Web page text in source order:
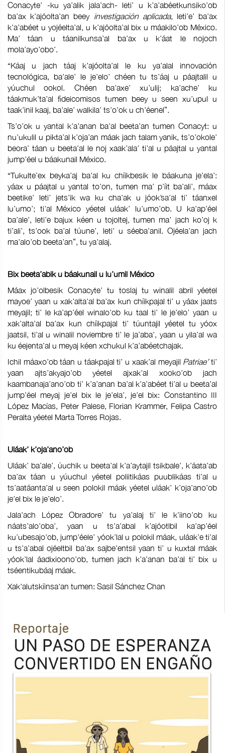
Conacyte’ -ku ya’alik jala’ach- leti’ u k’a’abéetkunsiko’ob
ba’ax k’ajóolta’an beey investigación aplicada, leti’e’ ba’ax
k’a’abéet u yojéelta’al, u k’ajóolta’al bix u máakilo’ob México.
Ma’ táan u táanilkunsa’al ba’ax u k’áat le nojoch
mola’ayo’obo’.
“Káaj u jach táaj k’ajóolta’al le ku ya’alal innovación
tecnológica, ba’ale’ le je’elo’ chéen tu ts’áaj u páajtalil u
yúuchul ookol. Chéen ba’axe’ xu’ulij; ka’ache’ ku
táakmuk’ta’al fideicomisos tumen beey u seen xu’upul u
taak’inil kaaj, ba’ale’ walkila’ ts’o’ok u ch’éenel”.
Ts’o’ok u yantal k’a’anan ba’al beeta’an tumen Conacyt: u
nu’ukulil u pikta’al k’oja’an máak jach talam yanik, ts’o’okole’
beora’ táan u beeta’al le noj xaak’ala’ ti’al u páajtal u yantal
jump’éel u báakunail México.
“Tukulte’ex beyka’aj ba’al ku chíikbesik le báakuna je’ela’:
yáax u páajtal u yantal to’on, tumen ma’ p’íit ba’ali’, máax
beetike’ leti’ jets’ik wa ku cha’ak u jóok’sa’al ti’ táanxel
lu’umo’; ti’al México yéetel uláak’ lu’umo’ob. U ka’ap’éel
ba’ale’, leti’e bajux kéen u tojoltej, tumen ma’ jach ko’oj k
ti’ali’, ts’ook ba’al túune’, leti’ u séeba’anil. Ojéela’an jach
ma’alo’ob beeta’an”, tu ya’alaj.
Bix beeta’abik u báakunail u lu’umil México
Máax jo’olbesik Conacyte’ tu toslaj tu winalil abril yéetel
mayoe’ yaan u xak’alta’al ba’ax kun chíikpajal ti’ u yáax jaats
meyajil; ti’ le ka’ap’éel winalo’ob ku taal ti’ le je’elo’ yaan u
xak’alta’al ba’ax kun chíikpajal ti’ túuntajil yéetel tu yóox
jaatsil, ti’al u winalil noviembre ti’ le ja’aba’, yaan u yila’al wa
ku éejenta’al u meyaj kéen xchukul k’a’abéetchajak.
Ichil máaxo’ob táan u táakpajal ti’ u xaak’al meyajil Patriae’ti’
yaan ajts’akyajo’ob yéetel ajxak’al xooko’ob jach
kaambanaja’ano’ob ti’ k’a’anan ba’al k’a’abéet ti’al u beeta’al
jump’éel meyaj je’el bix le je’ela’, je’el bix: Constantino III
López Macías, Peter Palese, Florian Krammer, Felipa Castro
Peralta yéetel Marta Torres Rojas.
Uláak’ k’oja’ano’ob
Uláak’ ba’ale’, úuchik u beeta’al k’a’aytajil tsikbale’, k’áata’ab
ba’ax táan u yúuchul yéetel poliitikáas puublikáas ti’al u
ts’aatáanta’al u seen polokil máak yéetel uláak’ k’oja’ano’ob
je’el bix le je’elo’.
Jala’ach López Obradore’ tu ya’alaj ti’ le k’iino’ob ku
náats’alo’oba’, yaan u ts’a’abal k’ajóotlbil ka’ap’éel
ku’ubesajo’ob, jump’éele’ yóok’lal u polokil máak, uláak’e ti’al
u ts’a’abal ojéeltbil ba’ax sajbe’entsil yaan ti’ u kuxtal máak
yóok’lal áadixioono’ob, tumen jach k’a’anan ba’al ti’ bix u
tséentikubáaj máak.
Xak'alutskíinsa'an tumen: Sasil Sánchez Chan